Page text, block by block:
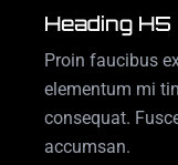
Heading H5
Proin faucibus
elementum mi
consequat.
accumsan.